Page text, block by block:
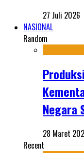
27 Juli 2026
NASIONAL
Random
Negara
28 Maret
Recent